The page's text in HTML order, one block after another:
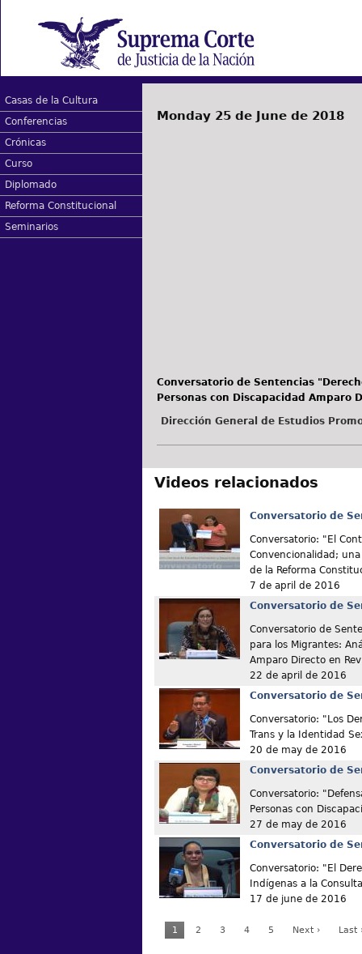
Casas de la Cultura
Conferencias
Crónicas
Curso
Diplomado
Reforma Constitucional
Seminarios
Monday 25 de June de 2018
Conversatorio de Sentencias
Personas con Discapacidad Amparo
Dirección General de Estudios
Videos relacionados
Conversatorio de
Conversatorio: "El
Convencionalidad;
de la Reforma
7 de april de 2016
Conversatorio de
Conversatorio de
para los Migrantes:
Amparo Directo en
22 de april de 2016
Conversatorio de
Conversatorio: "Los
Trans y la Identidad
20 de may de 2016
Conversatorio de
Conversatorio:
Personas con
27 de may de 2016
Conversatorio de
Conversatorio: "El
Indígenas a la
17 de june de 2016
1 2 3 4 5 Next › Last